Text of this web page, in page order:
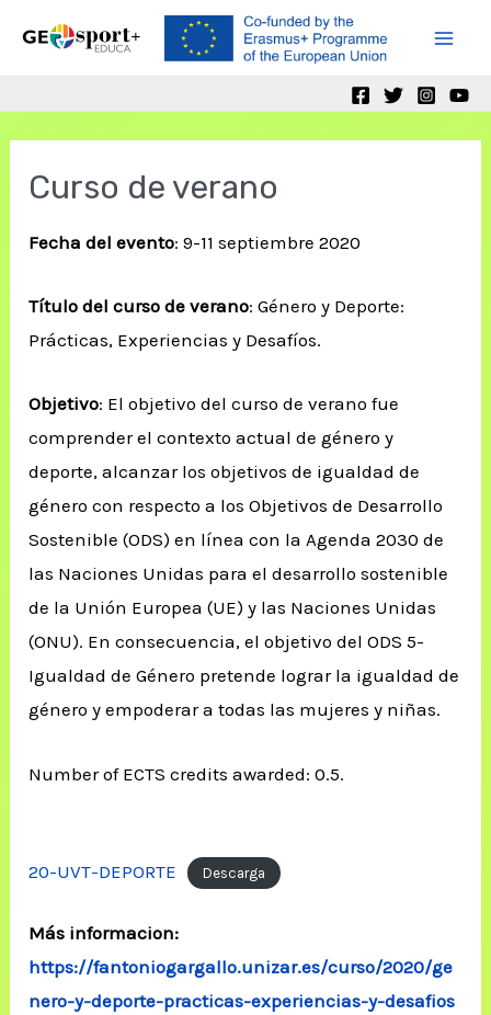
Curso de verano
Fecha del evento: 9-11 septiembre 2020
Título del curso de verano: Género y Deporte:
Prácticas, Experiencias y Desafíos.
Objetivo: El objetivo del curso de verano fue
comprender el contexto actual de género y
deporte, alcanzar los objetivos de igualdad de
género con respecto a los Objetivos de Desarrollo
Sostenible (ODS) en línea con la Agenda 2030 de
las Naciones Unidas para el desarrollo sostenible
de la Unión Europea (UE) y las Naciones Unidas
(ONU). En consecuencia, el objetivo del ODS 5-
Igualdad de Género pretende lograr la igualdad de
género y empoderar a todas las mujeres y niñas.
Number of ECTS credits awarded: 0.5.
20-UVT-DEPORTE Descarga
Más informacion:
https://fantoniogargallo.unizar.es/curso/2020/ge
nero-y-deporte-practicas-experiencias-y-desafios